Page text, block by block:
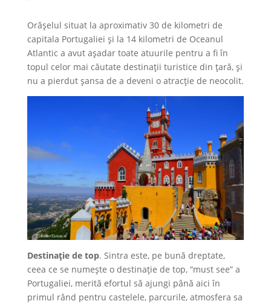
Orășelul situat la aproximativ 30 de kilometri de
capitala Portugaliei și la 14 kilometri de Oceanul
Atlantic a avut așadar toate atuurile pentru a fi în
topul celor mai căutate destinații turistice din țară, și
nu a pierdut șansa de a deveni o atracție de neocolit.
Destinație de top. Sintra este, pe bună dreptate,
ceea ce se numește o destinație de top, “must see” a
Portugaliei, merită efortul să ajungi până aici în
primul rând pentru castelele, parcurile, atmosfera sa